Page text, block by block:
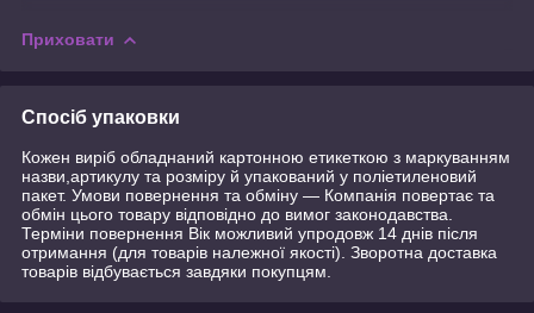
Приховати
Спосіб упаковки
Кожен виріб обладнаний картонною етикеткою з маркуванням
назви,артикулу та розміру й упакований у поліетиленовий
пакет. Умови повернення та обміну — Компанія повертає та
обмін цього товару відповідно до вимог законодавства.
Терміни повернення Вік можливий упродовж 14 днів після
отримання (для товарів належної якості). Зворотна доставка
товарів відбувається завдяки покупцям.